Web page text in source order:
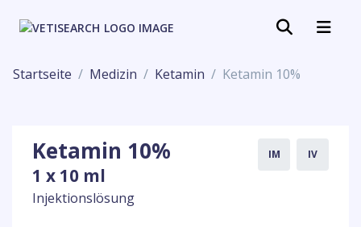
Startseite Medizin Ketamin Ketamin 10%
Ketamin 10%
1 x 10 ml
Injektionslösung
IM IV